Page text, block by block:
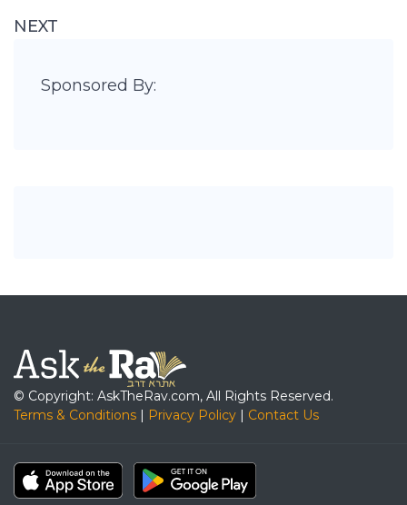
NEXT
Sponsored By:
© Copyright: AskTheRav.com, All Rights Reserved.
Terms & Conditions | Privacy Policy | Contact Us